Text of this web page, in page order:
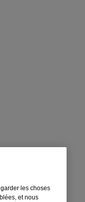
les choses
et nous